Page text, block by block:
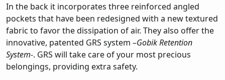
In the back it incorporates three reinforced angled
pockets that have been redesigned with a new textured
fabric to favor the dissipation of air. They also offer the
innovative, patented GRS system –Gobik Retention
System-. GRS will take care of your most precious
belongings, providing extra safety.